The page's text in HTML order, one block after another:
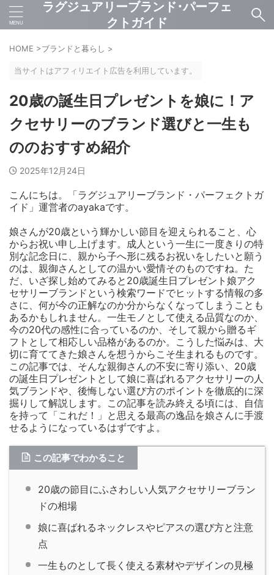
ラグジュアリーブランド･パーフェ
クトガイド
HOME >ブランドと暮らし >
当サイトはアフィリエイト広告を利用しています。
20歳の誕生日プレゼントを娘に！ア
クセサリーのブランド選びと一生も
ののおすすめ紹介
2025年12月24日
こんにちは。「ラグジュアリーブランド・パーフェクトガ
イド」運営者のayakaです。
娘さんが20歳という輝かしい節目を迎えられること、心
からお祝い申し上げます。成人という一生に一度きりの特
別な記念日に、親から子へ形に残るお祝いをしたいと願う
のは、親御さんとしての温かい愛情そのものですね。た
だ、いざ探し始めてみると20歳誕生日プレゼント娘アク
セサリーブランドという検索ワードでヒットする情報の多
さに、何が今の正解なのか分からなくなってしまうことも
あるかもしれません。一生モノとして使える品質なのか、
今の20代の感性に合っているのか、そして親から贈るギ
フトとして相応しい品格があるのか。こうした悩みは、大
切に育ててきた娘さんを想うからこそ生まれるものです。
この記事では、そんな親御さんの不安に寄り添い、20歳
の誕生日プレゼントとして娘に喜ばれるアクセサリーの人
気ブランドや、後悔しない選び方のポイントを徹底的に深
掘りして解説します。この記事を読み終える頃には、自信
を持って「これだ！」と思える最高の逸品を娘さんに手渡
せるようになっているはずですよ。
この記事でわかること
20歳の節目にふさわしい人気アクセサリーブラン
ドの相場
娘に喜ばれるネックレスやピアスの選び方と注意
点
一生ものとして長く使える素材やデザインの見極